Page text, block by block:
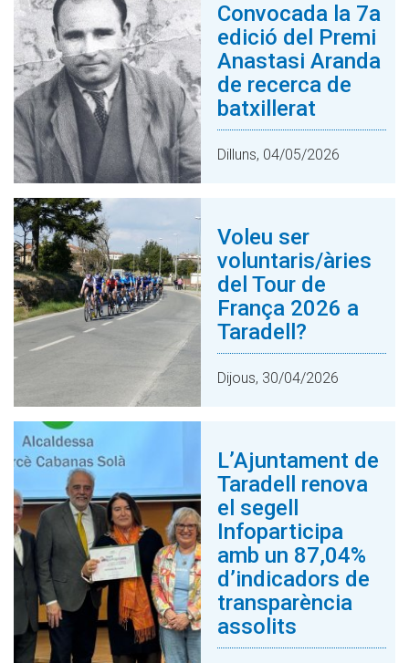
Convocada la 7a
edició del Premi
Anastasi Aranda
de recerca de
batxillerat
Dilluns, 04/05/2026
Voleu ser
voluntaris/àries
del Tour de
França 2026 a
Taradell?
Dijous, 30/04/2026
L’Ajuntament de
Taradell renova
el segell
Infoparticipa
amb un 87,04%
d’indicadors de
transparència
assolits